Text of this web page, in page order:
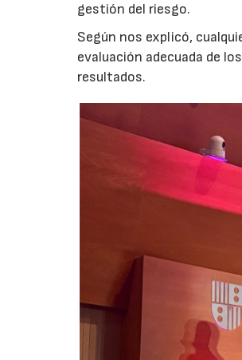
gestión del riesgo.
Según nos explicó,
evaluación adecuada de
resultados.